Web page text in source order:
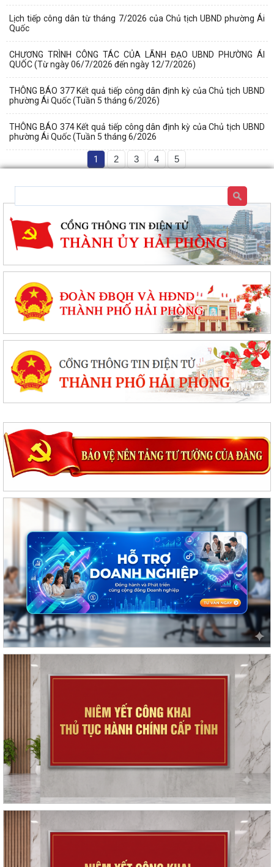
Lịch tiếp công dân từ tháng 7/2026 của Chủ tịch UBND phường Ái
Quốc
CHƯƠNG TRÌNH CÔNG TÁC CỦA LÃNH ĐẠO UBND PHƯỜNG ÁI
QUỐC (Từ ngày 06/7/2026 đến ngày 12/7/2026)
THÔNG BÁO 377 Kết quả tiếp công dân định kỳ của Chủ tịch UBND
phường Ái Quốc (Tuần 5 tháng 6/2026)
THÔNG BÁO 374 Kết quả tiếp công dân định kỳ của Chủ tịch UBND
phường Ái Quốc (Tuần 5 tháng 6/2026
1 2 3 4 5